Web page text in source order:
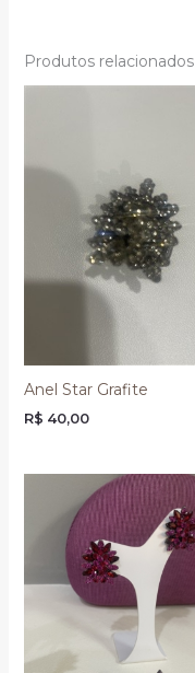
Produtos relacionados
Anel Star Grafite
R$ 40,00